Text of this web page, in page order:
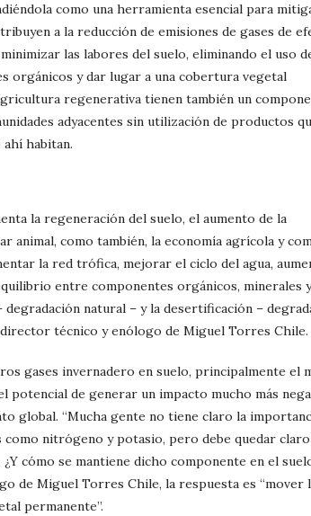
como una herramienta esencial para
a la reducción de emisiones de gases de
las labores del suelo, eliminando el uso
orgánicos y dar lugar a una cobertura vegetal
regenerativa tienen también un
adyacentes sin utilización de productos
habitan.
la regeneración del suelo, el aumento de la
animal, como también, la economía agrícola y
la red trófica, mejorar el ciclo del agua,
entre componentes orgánicos, minerales y
natural – y la desertificación –
técnico y enólogo de Miguel Torres Chile.
gases invernadero en suelo, principalmente el
potencial de generar un impacto mucho más
global. “Mucha gente no tiene claro la
nitrógeno y potasio, pero debe quedar
cómo se mantiene dicho componente en el
de Miguel Torres Chile, la respuesta es “mover
permanente”.